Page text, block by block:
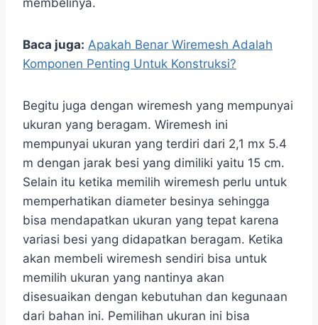
membelinya.
Baca juga: Apakah Benar Wiremesh Adalah
Komponen Penting Untuk Konstruksi?
Begitu juga dengan wiremesh yang mempunyai
ukuran yang beragam. Wiremesh ini
mempunyai ukuran yang terdiri dari 2,1 mx 5.4
m dengan jarak besi yang dimiliki yaitu 15 cm.
Selain itu ketika memilih wiremesh perlu untuk
memperhatikan diameter besinya sehingga
bisa mendapatkan ukuran yang tepat karena
variasi besi yang didapatkan beragam. Ketika
akan membeli wiremesh sendiri bisa untuk
memilih ukuran yang nantinya akan
disesuaikan dengan kebutuhan dan kegunaan
dari bahan ini. Pemilihan ukuran ini bisa